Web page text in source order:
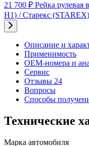
21 700 ₽ Рейка
H1) / Старекс
Описание и
Применимость
OEM-номера и
Сервис
Отзывы 24
Вопросы
Способы
Технические
Марка автомобиля